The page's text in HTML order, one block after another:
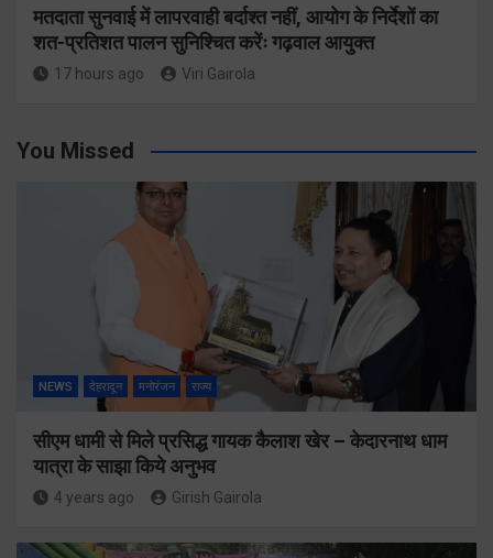
मतदाता सुनवाई में लापरवाही बर्दाश्त नहीं, आयोग के निर्देशों का
शत-प्रतिशत पालन सुनिश्चित करेंः गढ़वाल आयुक्त
17 hours ago Viri Gairola
You Missed
NEWS देहरादून मनोरंजन राज्य
सीएम धामी से मिले प्रसिद्ध गायक कैलाश खेर – केदारनाथ धाम
यात्रा के साझा किये अनुभव
4 years ago Girish Gairola